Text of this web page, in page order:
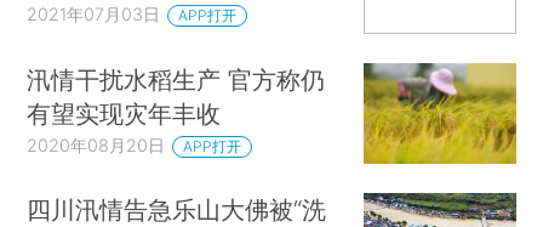
2021年07月03日 APP打开
汛情干扰水稻生产 官方称仍
有望实现灾年丰收
2020年08月20日 APP打开
四川汛情告急乐山大佛被“洗